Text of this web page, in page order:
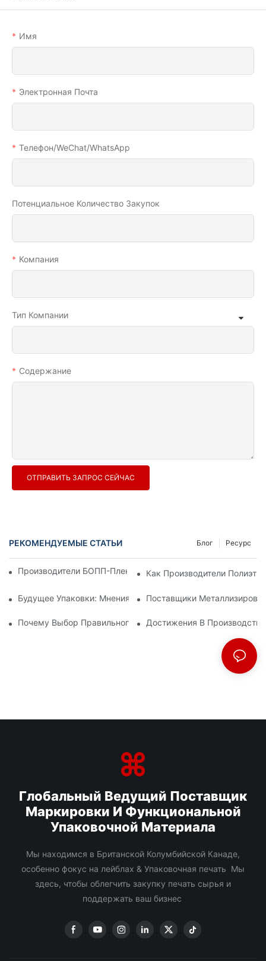
Имя
Электронная Почта
Телефон/WeChat/WhatsApp
Потенциальное Количество Закупок
Компания
Тип Компании
Содержание
ОТПРАВИТЬ ЗАПРОС СЕЙЧАС
РЕКОМЕНДУЕМЫЕ СТАТЬИ Ресурс
Блог
Производители БОПП-Пленки: Основа Гибкой Упаковки
Как Производители
Будущее Упаковки: Мнения Ведущих Производителей
Поставщики
Почему Выбор Правильного Поставщика БОПП-Пленки
Достижения В
Глобальный Ведущий Поставщик
Маркировки И Функциональной
Упаковочной Материала
Мы находимся в Британской Колумбийской Канаде,
особенно фокус на лейблах & Упаковочная печать Мы
здесь, чтобы облегчить закупку печать сырья и
поддержать ваш бизнес